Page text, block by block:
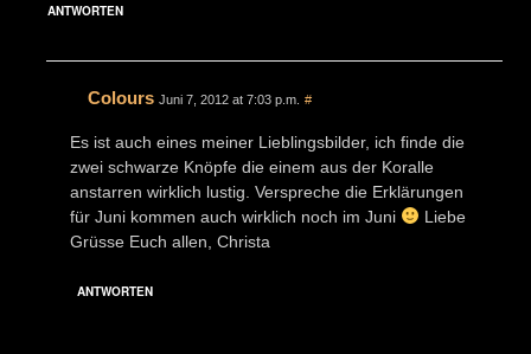
ANTWORTEN
Colours Juni 7, 2012 at 7:03 p.m. #
Es ist auch eines meiner Lieblingsbilder, ich finde die
zwei schwarze Knöpfe die einem aus der Koralle
anstarren wirklich lustig. Verspreche die Erklärungen
für Juni kommen auch wirklich noch im Juni
Liebe
Grüsse Euch allen, Christa
ANTWORTEN